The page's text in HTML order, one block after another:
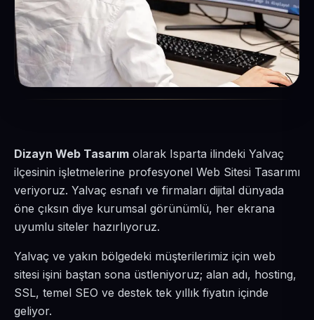
Dizayn Web Tasarım olarak Isparta ilindeki Yalvaç
ilçesinin işletmelerine profesyonel Web Sitesi Tasarımı
veriyoruz. Yalvaç esnafı ve firmaları dijital dünyada
öne çıksın diye kurumsal görünümlü, her ekrana
uyumlu siteler hazırlıyoruz.
Yalvaç ve yakın bölgedeki müşterilerimiz için web
sitesi işini baştan sona üstleniyoruz; alan adı, hosting,
SSL, temel SEO ve destek tek yıllık fiyatın içinde
geliyor.